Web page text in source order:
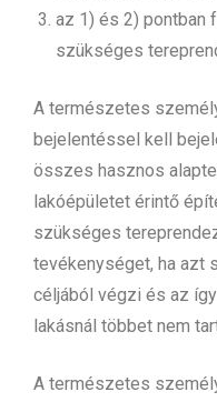
az 1) és 2) pontban
szükséges
A természetes
bejelentéssel kell
összes hasznos
lakóépületet érintő
szükséges
tevékenységet, ha azt
céljából végzi és az
lakásnál többet nem
A természetes